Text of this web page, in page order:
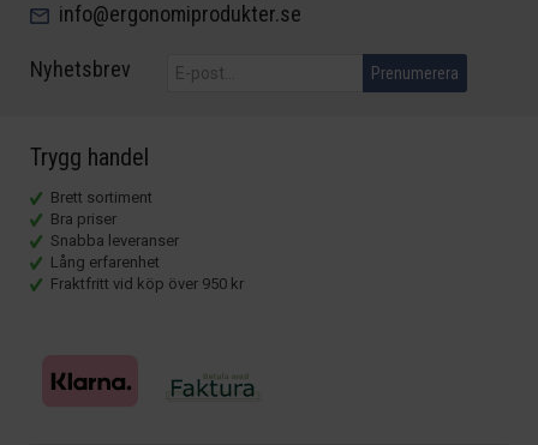
info@ergonomiprodukter.se
Nyhetsbrev Prenumerera
Trygg handel
Brett sortiment
Bra priser
Snabba leveranser
Lång erfarenhet
Fraktfritt vid köp över 950 kr